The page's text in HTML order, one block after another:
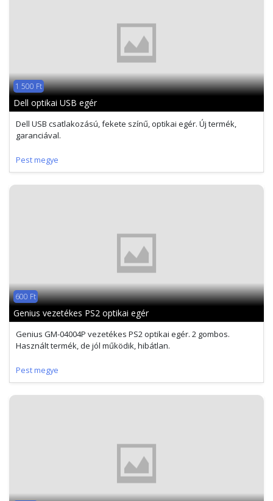
1 500 Ft
Dell optikai USB egér
Dell USB csatlakozású, fekete színű, optikai egér. Új termék,
garanciával.
Pest megye
600 Ft
Genius vezetékes PS2 optikai egér
Genius GM-04004P vezetékes PS2 optikai egér. 2 gombos.
Használt termék, de jól működik, hibátlan.
Pest megye